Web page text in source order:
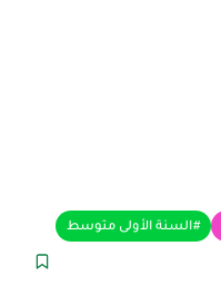
السنة الأولى متوسط